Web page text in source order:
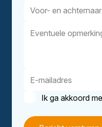
Voor-
achternaam
Eventuele
E-
Instemming
Ik ga akkoord